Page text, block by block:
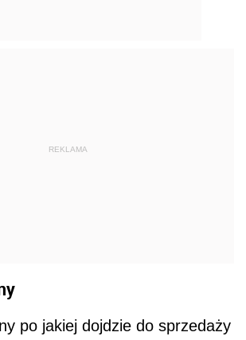
REKLAMA
po jakiej dojdzie do sprzedaży